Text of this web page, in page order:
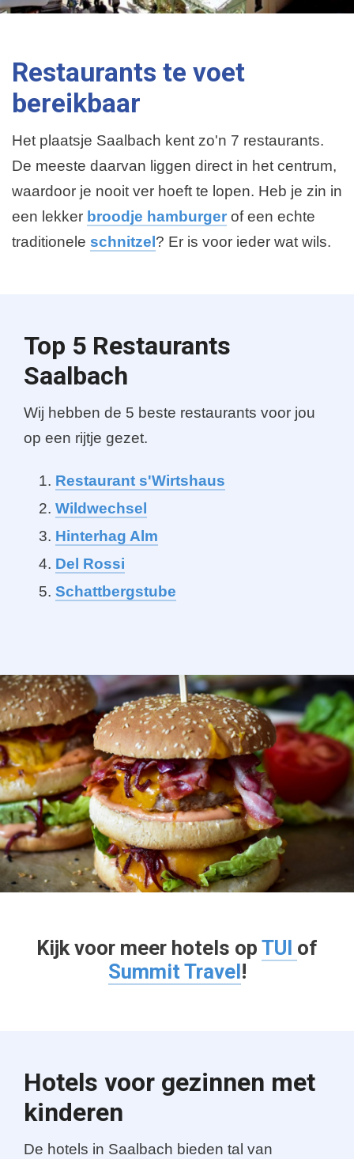
Restaurants te voet
bereikbaar
Het plaatsje Saalbach kent zo'n 7 restaurants.
De meeste daarvan liggen direct in het centrum,
waardoor je nooit ver hoeft te lopen. Heb je zin in
een lekker broodje hamburger of een echte
traditionele schnitzel? Er is voor ieder wat wils.
Top 5 Restaurants
Saalbach
Wij hebben de 5 beste restaurants voor jou
op een rijtje gezet.
Restaurant s'Wirtshaus
Wildwechsel
Hinterhag Alm
Del Rossi
Schattbergstube
Kijk voor meer hotels op TUI of
Summit Travel!
Hotels voor gezinnen met
kinderen
De hotels in Saalbach bieden tal van